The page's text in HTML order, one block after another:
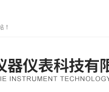
！